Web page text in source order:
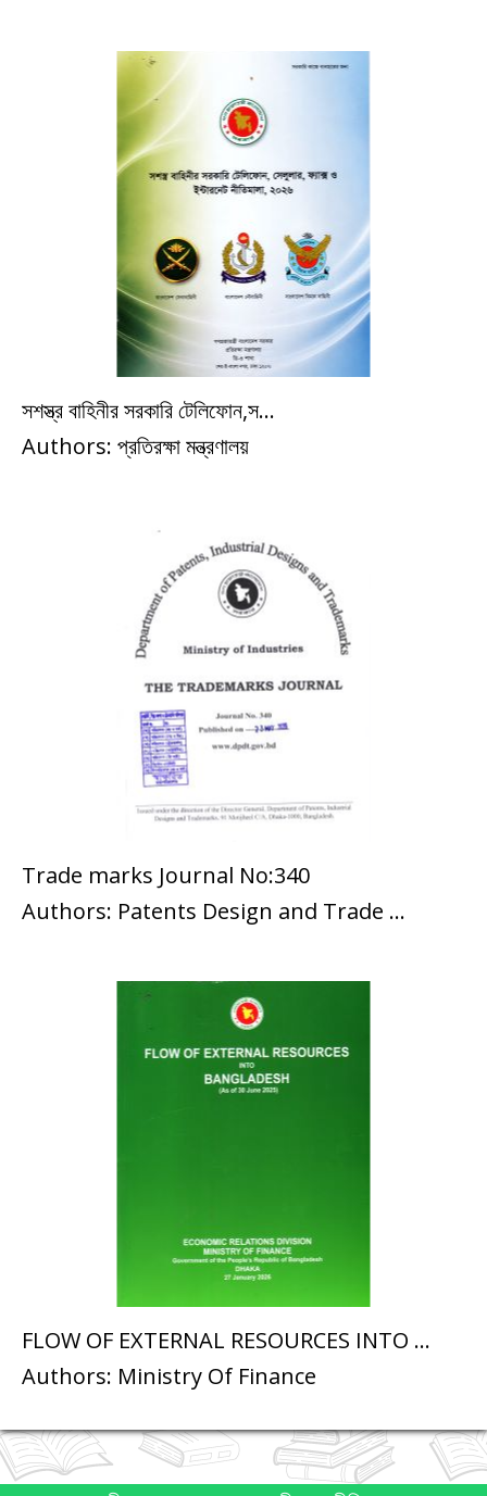
সশস্ত্র বাহিনীর সরকারি টেলিফোন,স...
Authors: প্রতিরক্ষা মন্ত্রণালয়
Politics
Trade marks Journal No:340
Authors: Patents Design and Trade ...
জার্নাল
FLOW OF EXTERNAL RESOURCES INTO ...
Authors: Ministry Of Finance
Science